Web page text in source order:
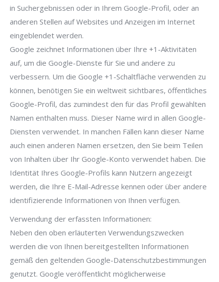
in Suchergebnissen oder in Ihrem Google-Profil, oder an
anderen Stellen auf Websites und Anzeigen im Internet
eingeblendet werden.
Google zeichnet Informationen über Ihre +1-Aktivitäten
auf, um die Google-Dienste für Sie und andere zu
verbessern. Um die Google +1-Schaltfläche verwenden zu
können, benötigen Sie ein weltweit sichtbares, öffentliches
Google-Profil, das zumindest den für das Profil gewählten
Namen enthalten muss. Dieser Name wird in allen Google-
Diensten verwendet. In manchen Fällen kann dieser Name
auch einen anderen Namen ersetzen, den Sie beim Teilen
von Inhalten über Ihr Google-Konto verwendet haben. Die
Identität Ihres Google-Profils kann Nutzern angezeigt
werden, die Ihre E-Mail-Adresse kennen oder über andere
identifizierende Informationen von Ihnen verfügen.
Verwendung der erfassten Informationen:
Neben den oben erläuterten Verwendungszwecken
werden die von Ihnen bereitgestellten Informationen
gemäß den geltenden Google-Datenschutzbestimmungen
genutzt. Google veröffentlicht möglicherweise